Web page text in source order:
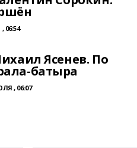
06:54
Ясенев. По
батыра
, 06:07